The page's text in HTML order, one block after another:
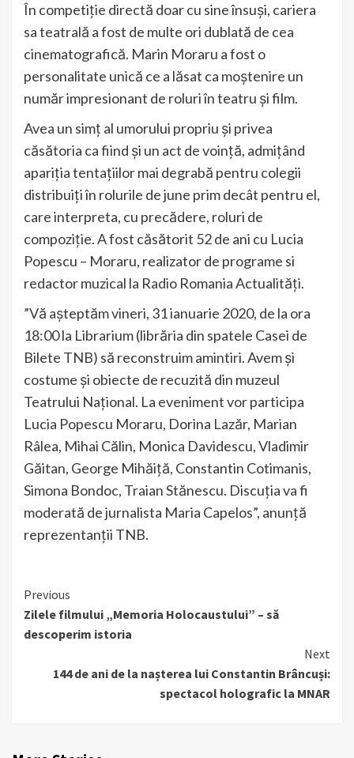
În competiție directă doar cu sine însuși, cariera
sa teatrală a fost de multe ori dublată de cea
cinematografică. Marin Moraru a fost o
personalitate unică ce a lăsat ca moștenire un
număr impresionant de roluri în teatru și film.
Avea un simț al umorului propriu și privea
căsătoria ca fiind și un act de voință, admițând
apariția tentațiilor mai degrabă pentru colegii
distribuiți în rolurile de june prim decât pentru el,
care interpreta, cu precădere, roluri de
compoziție. A fost căsătorit 52 de ani cu Lucia
Popescu – Moraru, realizator de programe si
redactor muzical la Radio Romania Actualități.
”Vă așteptăm vineri, 31 ianuarie 2020, de la ora
18:00 la Librarium (librăria din spatele Casei de
Bilete TNB) să reconstruim amintiri. Avem și
costume și obiecte de recuzită din muzeul
Teatrului Național. La eveniment vor participa
Lucia Popescu Moraru, Dorina Lazăr, Marian
Râlea, Mihai Călin, Monica Davidescu, Vladimir
Găitan, George Mihăiță, Constantin Cotimanis,
Simona Bondoc, Traian Stănescu. Discuția va fi
moderată de jurnalista Maria Capelos”, anunță
reprezentanții TNB.
Continue
Reading
Previous
Zilele filmului „Memoria Holocaustului” – să
descoperim istoria
Next
144 de ani de la nașterea lui Constantin Brâncuși:
spectacol holografic la MNAR